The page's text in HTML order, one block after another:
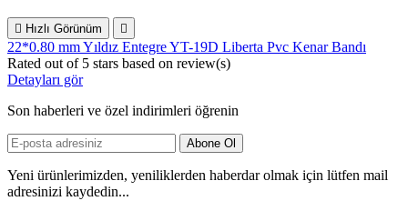
 Hızlı Görünüm 
22*0.80 mm Yıldız Entegre YT-19D Liberta Pvc Kenar Bandı
Rated out of 5 stars based on review(s)
Detayları gör
Son haberleri ve özel indirimleri öğrenin
Yeni ürünlerimizden, yeniliklerden haberdar olmak için lütfen mail
adresinizi kaydedin...